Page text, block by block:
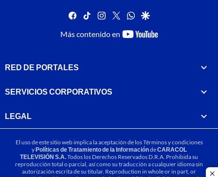
facebook
tiktok instagram
twitterwhatsapp
google
Más contenido en
youtube-
RED DE PORTALES
SERVICIOS CORPORATIVOS
LEGAL
El uso de este sitio web implica la aceptación de losTérminos y condiciones
yPolíticas de Tratamiento de la InformacióndeCARACOL
TELEVISIÓN S.A.Todos los Derechos Reservados D.R.A. Prohibida su
reproducción total o parcial, así como su traducción a cualquier idioma sin
autorización escrita de su titular. Reproduction in whole or in part, or